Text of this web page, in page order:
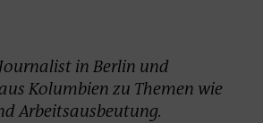
in Berlin und
Kolumbien zu Themen wie
Arbeitsausbeutung.